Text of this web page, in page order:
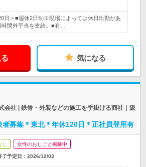
日＞■週休2日制※現場によっては休日出勤があ
時間外手当を支給。■有…
気になる
会社 | 鉄骨・外装などの施工を手掛ける商社｜阪
者募集＊東北＊年休120日＊正社員登用有
し 女性のおしごと掲載中
了予定日： 2026/12/03